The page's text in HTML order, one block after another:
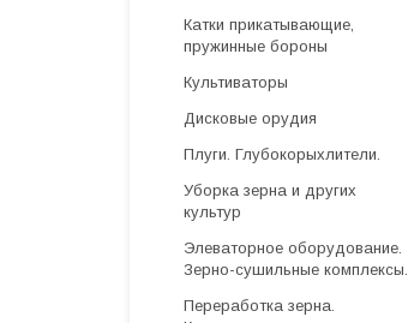
Катки прикатывающие,
пружинные бороны
Культиваторы
Дисковые орудия
Плуги. Глубокорыхлители.
Уборка зерна и других
культур
Элеваторное оборудование.
Зерно-сушильные комплексы.
Переработка зерна.